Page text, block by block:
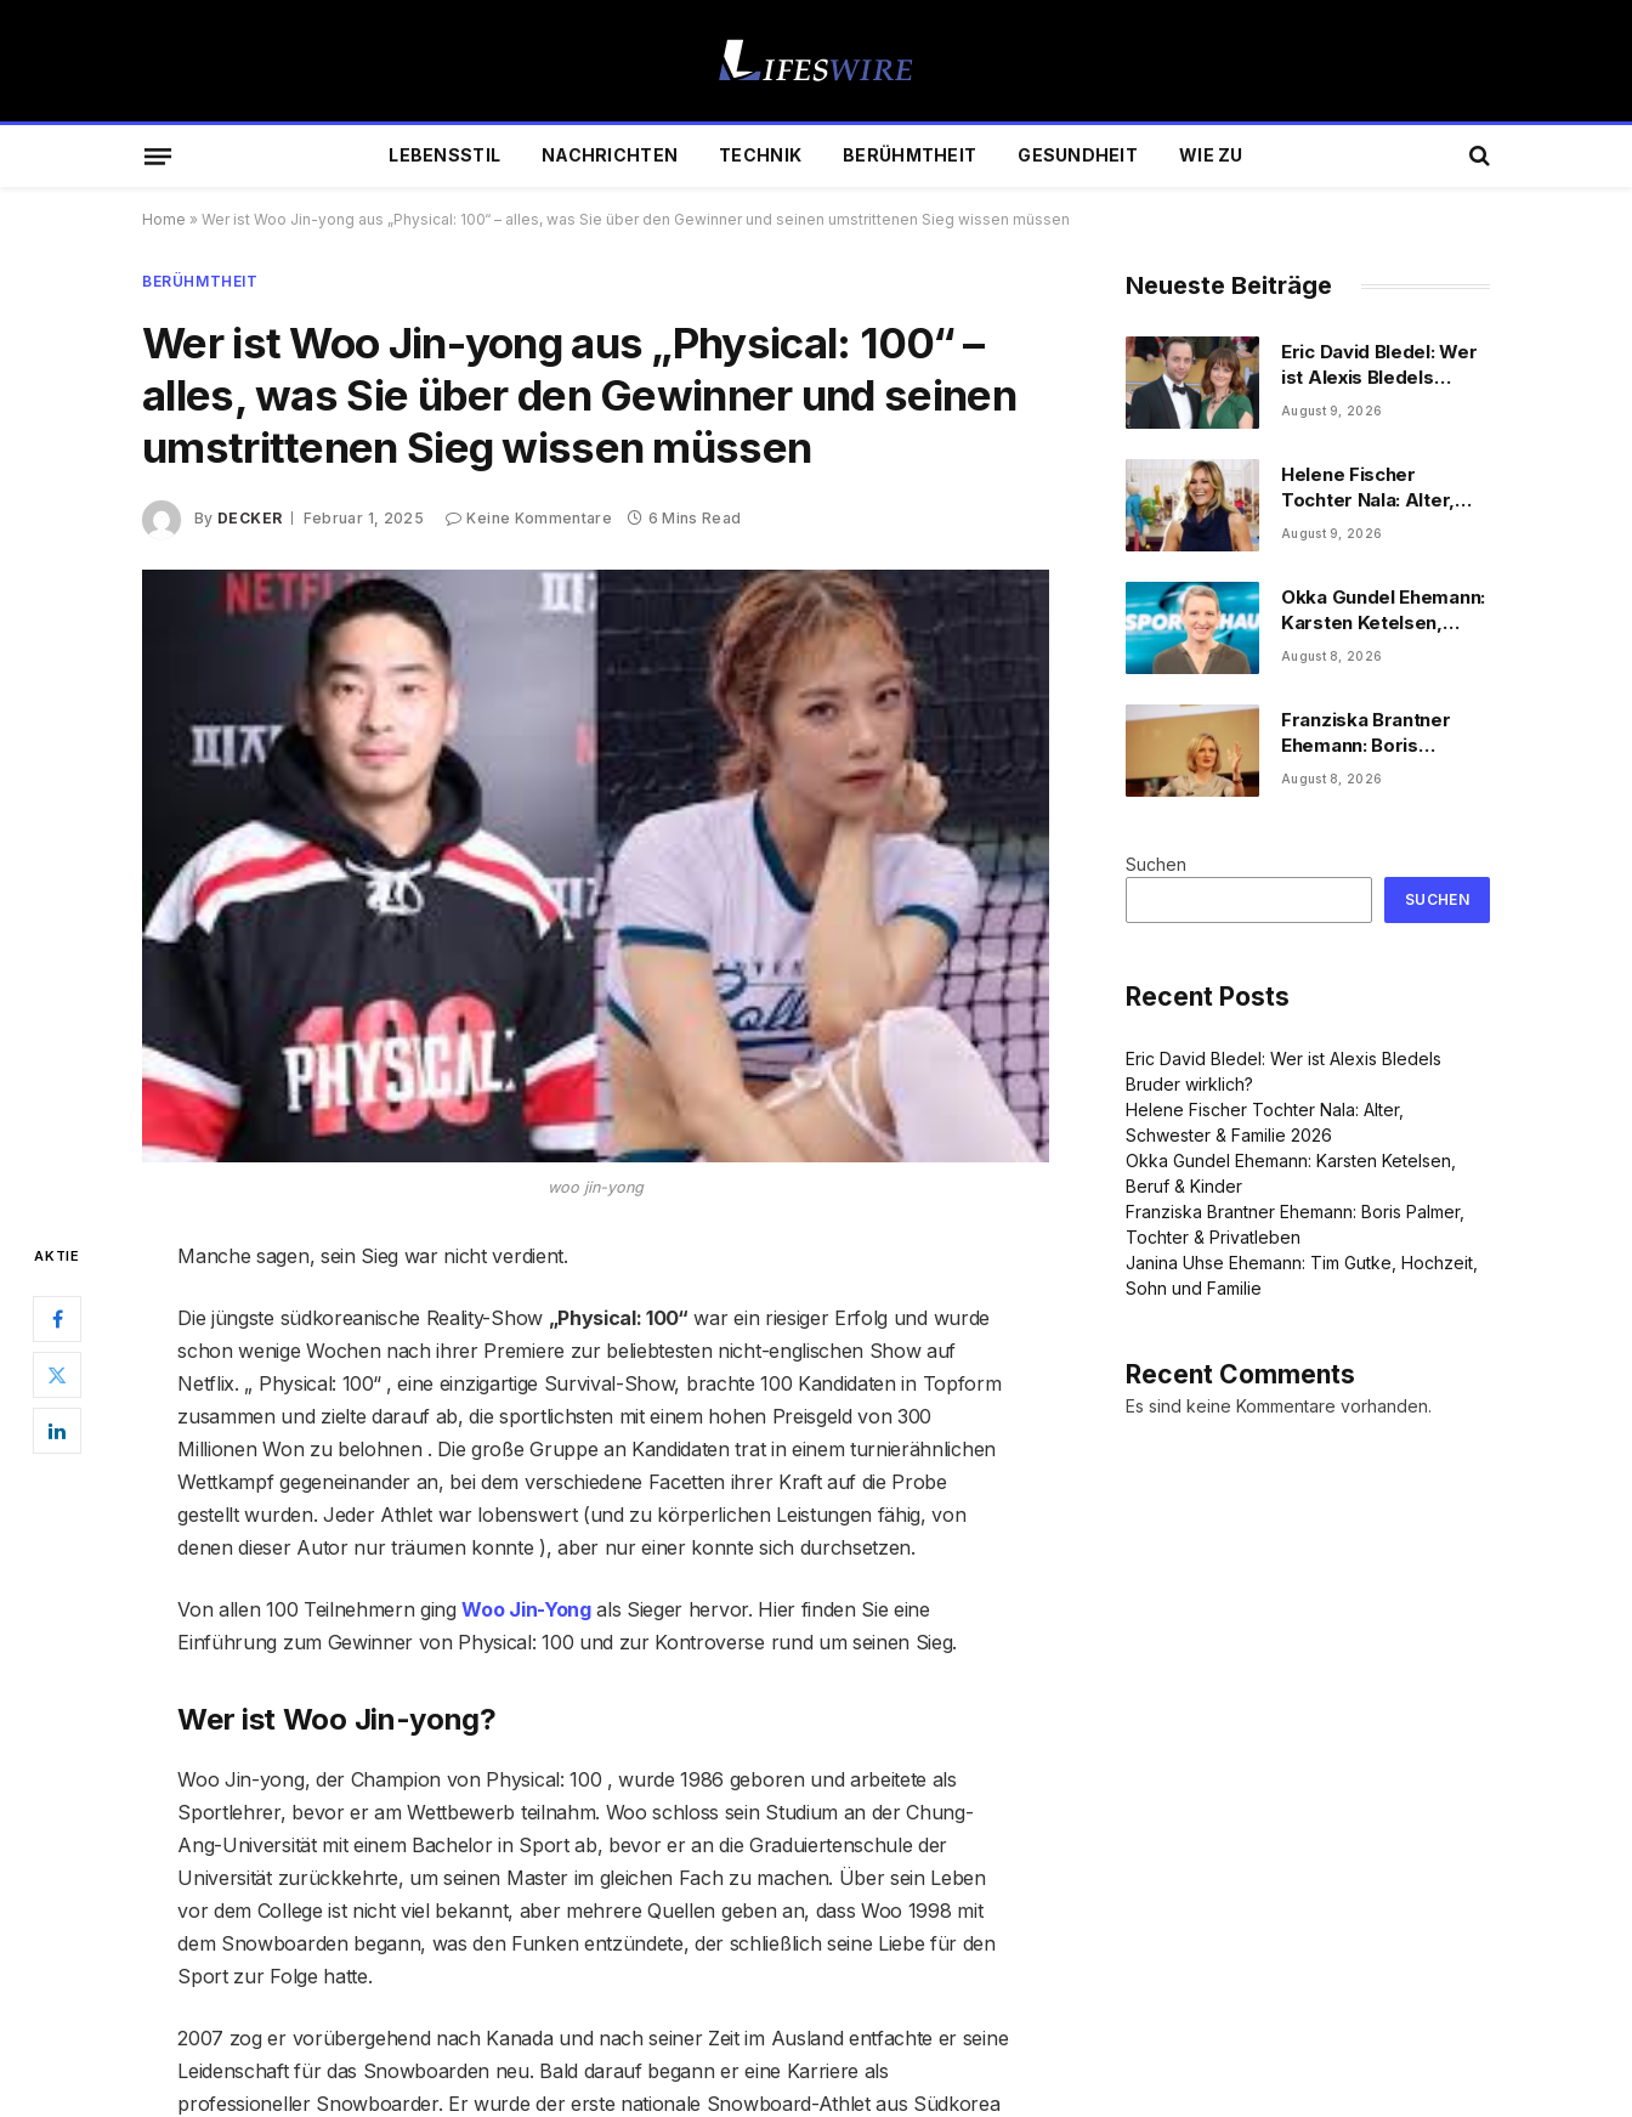
LEBENSSTIL NACHRICHTEN TECHNIK BERÜHMTHEIT GESUNDHEIT WIE ZU
Home » Wer ist Woo Jin-yong aus „Physical: 100“ – alles, was Sie über den Gewinner und seinen umstrittenen Sieg wissen müssen
BERÜHMTHEIT
Wer ist Woo Jin-yong aus „Physical: 100“ –
alles, was Sie über den Gewinner und seinen
umstrittenen Sieg wissen müssen
By DECKER Februar 1, 2025 Keine Kommentare 6 Mins Read
woo jin-yong
AKTIE Manche sagen, sein Sieg war nicht verdient.
Die jüngste südkoreanische Reality-Show „Physical: 100“ war ein riesiger Erfolg und wurde
schon wenige Wochen nach ihrer Premiere zur beliebtesten nicht-englischen Show auf
Netflix. „ Physical: 100“ , eine einzigartige Survival-Show, brachte 100 Kandidaten in Topform
zusammen und zielte darauf ab, die sportlichsten mit einem hohen Preisgeld von 300
Millionen Won zu belohnen . Die große Gruppe an Kandidaten trat in einem turnierähnlichen
Wettkampf gegeneinander an, bei dem verschiedene Facetten ihrer Kraft auf die Probe
gestellt wurden. Jeder Athlet war lobenswert (und zu körperlichen Leistungen fähig, von
denen dieser Autor nur träumen konnte ), aber nur einer konnte sich durchsetzen.
Von allen 100 Teilnehmern gingWoo Jin-Yongals Sieger hervor. Hier finden Sie eine
Einführung zum Gewinner von Physical: 100 und zur Kontroverse rund um seinen Sieg.
Wer ist Woo Jin-yong?
Woo Jin-yong, der Champion von Physical: 100 , wurde 1986 geboren und arbeitete als
Sportlehrer, bevor er am Wettbewerb teilnahm. Woo schloss sein Studium an der Chung-
Ang-Universität mit einem Bachelor in Sport ab, bevor er an die Graduiertenschule der
Universität zurückkehrte, um seinen Master im gleichen Fach zu machen. Über sein Leben
vor dem College ist nicht viel bekannt, aber mehrere Quellen geben an, dass Woo 1998 mit
dem Snowboarden begann, was den Funken entzündete, der schließlich seine Liebe für den
Sport zur Folge hatte.
2007 zog er vorübergehend nach Kanada und nach seiner Zeit im Ausland entfachte er seine
Leidenschaft für das Snowboarden neu. Bald darauf begann er eine Karriere als
professioneller Snowboarder. Er wurde der erste nationale Snowboard-Athlet aus Südkorea
Neueste Beiträge
Eric David Bledel: Wer
ist Alexis Bledels
Bruder wirklich?
August 9, 2026
Helene Fischer
Tochter Nala: Alter,
Schwester & Familie
August 9, 2026
Okka Gundel Ehemann:
Karsten Ketelsen,
Beruf & Kinder
August 8, 2026
Franziska Brantner
Ehemann: Boris
Palmer, Tochter &
August 8, 2026
Suchen
SUCHEN
Recent Posts
Eric David Bledel: Wer ist Alexis Bledels
Bruder wirklich?
Helene Fischer Tochter Nala: Alter,
Schwester & Familie 2026
Okka Gundel Ehemann: Karsten Ketelsen,
Beruf & Kinder
Franziska Brantner Ehemann: Boris Palmer,
Tochter & Privatleben
Janina Uhse Ehemann: Tim Gutke, Hochzeit,
Sohn und Familie
Recent Comments
Es sind keine Kommentare vorhanden.